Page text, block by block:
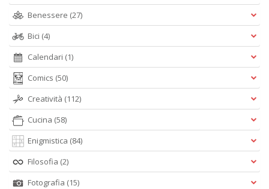
Benessere (27)
Bici (4)
Calendari (1)
Comics (50)
Creatività (112)
Cucina (58)
Enigmistica (84)
Filosofia (2)
Fotografia (15)